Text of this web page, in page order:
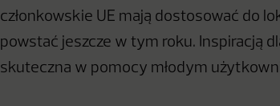
członkowskie UE mają dostosować do
powstać jeszcze w tym roku. Inspiracją
skuteczna w pomocy młodym